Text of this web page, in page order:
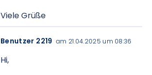
Viele Grüße
Benutzer 2219 am 21.04.2025 um 08:36
Hi,